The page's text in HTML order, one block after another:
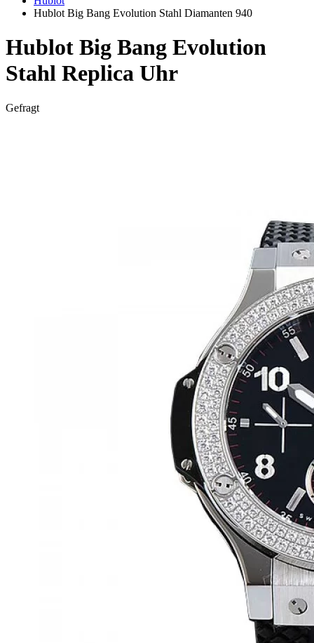
Hublot Big Bang Evolution Stahl Diamanten 940
Hublot Big Bang Evolution
Stahl Replica Uhr
Gefragt